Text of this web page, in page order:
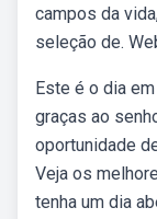
campos da
seleção de.
Este é o dia
graças ao
oportunidade
Veja os
tenha um dia